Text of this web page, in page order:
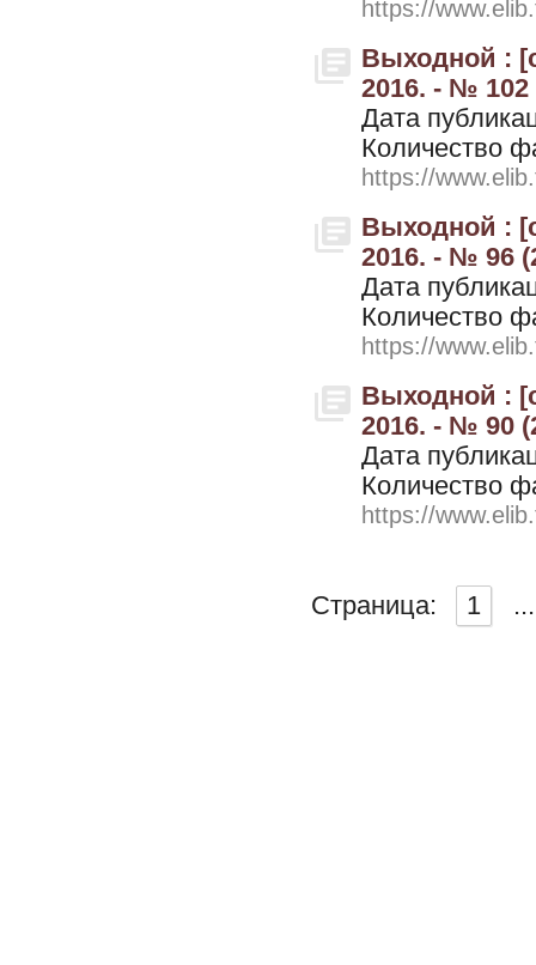
https://
Выходной :
2016. - № 102
Дата
Количество
https://
Выходной :
2016. - № 96
Дата
Количество
https://
Выходной :
2016. - № 90
Дата
Количество
https://
Страница: 1 ...